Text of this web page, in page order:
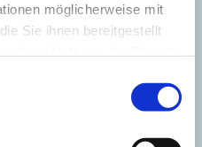
möglicherweise mit
Sie ihnen bereitgestellt
Herz: